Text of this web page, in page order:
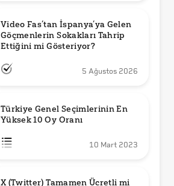
Video Fas’tan İspanya’ya Gelen
Göçmenlerin Sokakları Tahrip
Ettiğini mi Gösteriyor?
5 Ağustos 2026
Türkiye Genel Seçimlerinin En
Yüksek 10 Oy Oranı
10 Mart 2023
X (Twitter) Tamamen Ücretli mi